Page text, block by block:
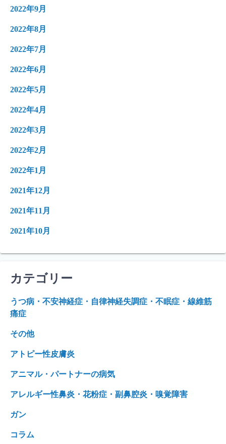
2022年9月
2022年8月
2022年7月
2022年6月
2022年5月
2022年4月
2022年3月
2022年2月
2022年1月
2021年12月
2021年11月
2021年10月
カテゴリー
うつ病・不安神経症・自律神経失調症・不眠症・線維筋
痛症
その他
アトピー性皮膚炎
アニマル・パートナーの病気
アレルギー性鼻炎・花粉症・副鼻腔炎・嗅覚障害
ガン
コラム